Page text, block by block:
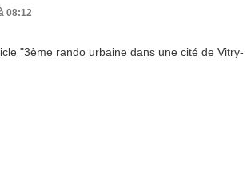
08:12